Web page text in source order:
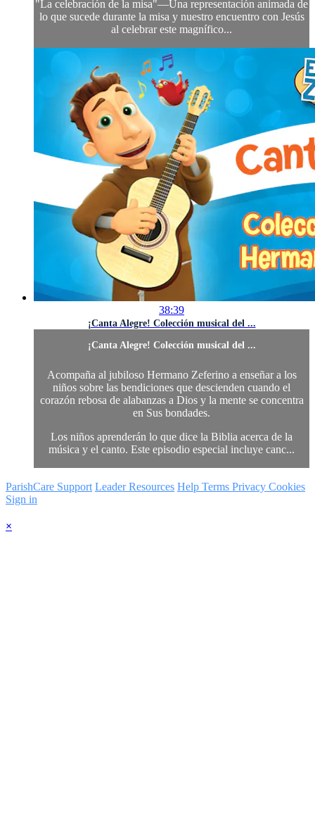
"La celebración de la misa"—Una representación animada de
lo que sucede durante la misa y nuestro encuentro con Jesús
al celebrar este magnífico...
38:39
¡Canta Alegre! Colección musical del ...
¡Canta Alegre! Colección musical del ...
Acompaña al jubiloso Hermano Zeferino a enseñar a los
niños sobre las bendiciones que descienden cuando el
corazón rebosa de alabanzas a Dios y la mente se concentra
en Sus bondades.
Los niños aprenderán lo que dice la Biblia acerca de la
música y el canto. Este episodio especial incluye canc...
ParishCare Support Leader Resources Help Terms Privacy Cookies
Sign in
×